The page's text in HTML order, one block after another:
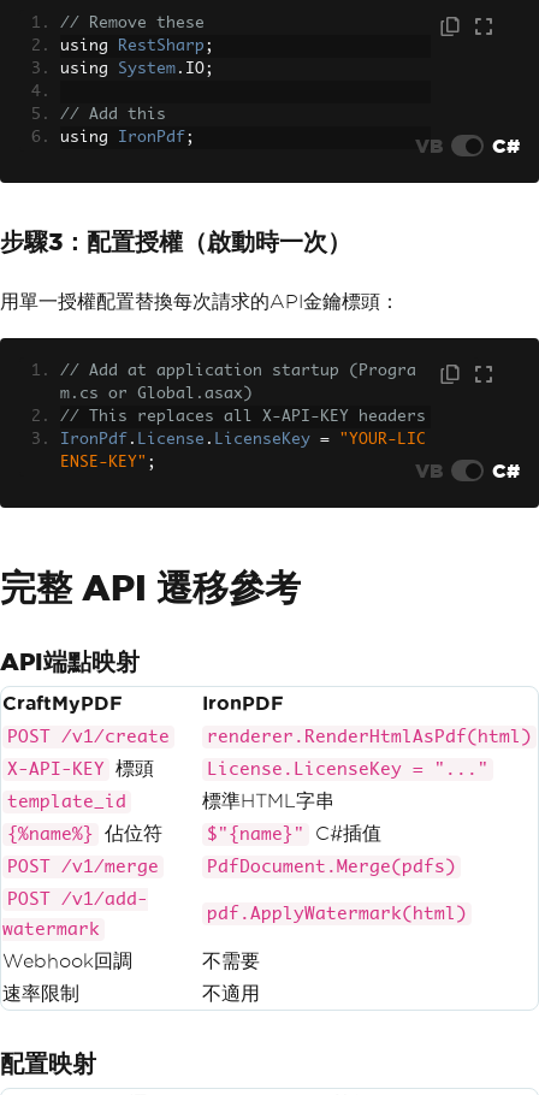
// Remove these
using
RestSharp ;
using System . IO;
// Add this
using IronPdf ; VB C#
步驟3：配置授權（啟動時一次）
用單一授權配置替換每次請求的API金鑰標頭：
// Add at application startup (Progra
m.cs or Global.asax)
// This replaces all X-API-KEY headers
IronPdf . License . LicenseKey =
"YOUR-LIC
ENSE-KEY" ; VB C#
完整 API 遷移參考
API端點映射
CraftMyPDF IronPDF
POST /v1/create
renderer.RenderHtmlAsPdf(html)
X-API-KEY
標頭
License.LicenseKey = "..."
template_id
標準HTML字串
{%name%} 佔位符 $"{name}" C#插值
POST /v1/merge
PdfDocument.Merge(pdfs)
POST /v1/add-
watermark
pdf.ApplyWatermark(html)
Webhook回調
不需要
速率限制
不適用
配置映射